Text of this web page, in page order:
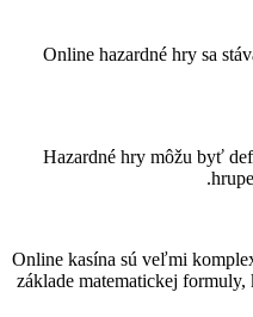
Online hazardné hry sa
Hazardné hry môžu byť
Online kasína sú veľmi
základe matematickej